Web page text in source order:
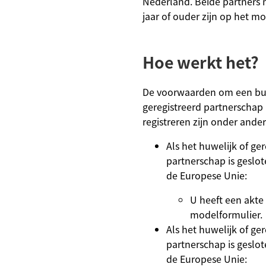
jaar of ouder zijn op het
Hoe werkt het?
De voorwaarden om een
geregistreerd
registreren zijn onder
Als het huwelijk of
partnerschap is
de Europese Unie:
U heeft een
modelformulier.
Als het huwelijk of
partnerschap is
de Europese Unie: